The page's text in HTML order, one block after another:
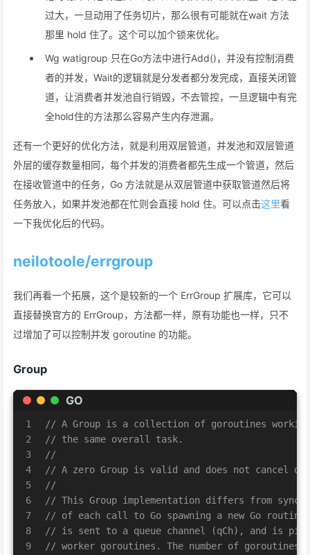
过大，一旦动用了任务切片，那么很有可能就在wait 方法
那里 hold 住了。这个可以加个锁来优化。
Wg watigroup 只在Go方法中进行Add()，并没有控制消费
者的并发，Wait的逻辑就是分发者都分发完成，直接关闭管
道，让消费者并发池自行销毁，不去管控，一旦逻辑中有完
全hold住的方法那么容易产生内存泄漏。
还有一个更好的优化方法，就是利用双层管道，并发池和双层管道
外层的缓存数量相同，每个并发的消费者都先生成一个管道，然后
在接收管道中的任务，Go 方法就是从双层管道中获取管道然后将
任务放入，如果并发池都在忙则会直接 hold 住。可以点击这里看
一下我优化后的代码。
neilotoole/errgroup
我们再看一个拓展，这个是较新的一个 ErrGroup 扩展库，它可以
直接替换官方的 ErrGroup，方法都一样，原有功能也一样，只不
过增加了可以控制并发 goroutine 的功能。
Group
GO
1
2
3
4
5
6
7
8
9
// A Group is a collection of goroutines
// the same overall task.
//
// A zero Group is valid and does not cancel
//
// This Group implementation differs from
// of each call to Go spawning a new Go
// is sent to a queue channel (qCh), and is
// worker goroutines. The number of goroutines